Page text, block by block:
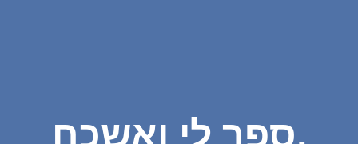
ספר לי ואשכח,